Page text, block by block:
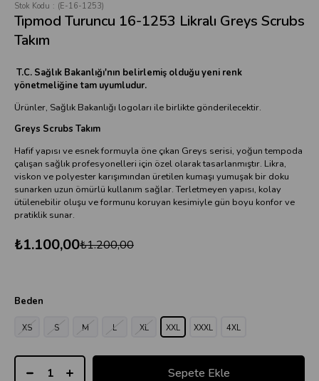
Stok Kodu (E-16-1253)
Tıpmod Turuncu 16-1253 Likralı Greys Scrubs
Takım
T.C. Sağlık Bakanlığı'nın belirlemiş olduğu yeni renk
yönetmeliğine tam uyumludur.
Ürünler, Sağlık Bakanlığı logoları ile birlikte gönderilecektir.
Greys Scrubs Takım
Hafif yapısı ve esnek formuyla öne çıkan Greys serisi, yoğun tempoda
çalışan sağlık profesyonelleri için özel olarak tasarlanmıştır. Likra,
viskon ve polyester karışımından üretilen kumaşı yumuşak bir doku
sunarken uzun ömürlü kullanım sağlar. Terletmeyen yapısı, kolay
ütülenebilir oluşu ve formunu koruyan kesimiyle gün boyu konfor ve
pratiklik sunar.
₺1.200,00
₺1.100,00
Beden
XS S M L XL XXL XXXL 4XL